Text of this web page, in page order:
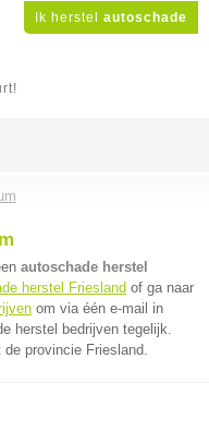
Ik herstel autoschade
autoschade herstel
herstel Friesland of ga naar
om via één e-mail in
herstel bedrijven tegelijk.
de provincie Friesland.